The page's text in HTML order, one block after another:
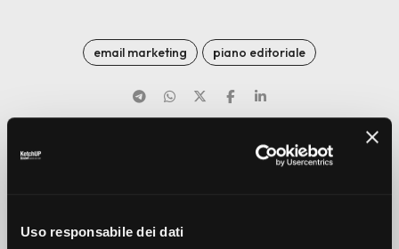
Uso responsabile dei dati
email marketing piano editoriale